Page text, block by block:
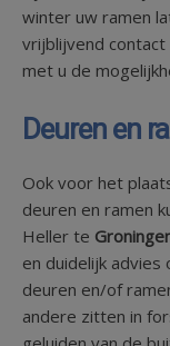
winter uw ramen
vrijblijvend
met u de
Deuren en
Ook voor het
deuren en ramen
Heller te
en duidelijk
deuren en/of
andere zitten in